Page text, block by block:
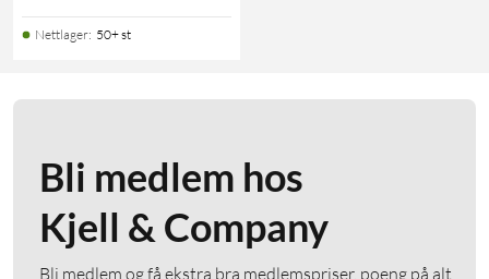
Nettlager: 50+ st
Bli medlem hos
Kjell & Company
Bli medlem og få ekstra bra medlemspriser, poeng på alt